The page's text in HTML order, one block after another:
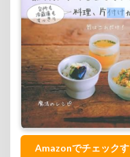
Amazonでチェックす